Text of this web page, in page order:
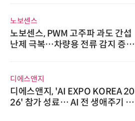
노보센스
노보센스, PWM 고주파 과도 간섭
난제 극복…차량용 전류 감지 증폭
디에스앤지
디에스앤지, 'AI EXPO KOREA 20
26' 참가 성료… AI 전 생애주기 아